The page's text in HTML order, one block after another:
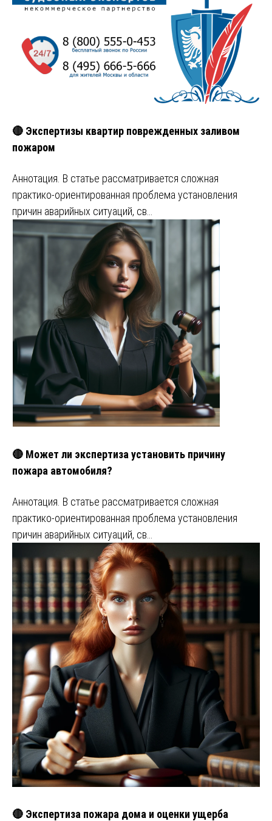
🔴 Экспертизы квартир поврежденных заливом
пожаром
Аннотация. В статье рассматривается сложная
практико-ориентированная проблема установления
причин аварийных ситуаций, св…
🔴 Может ли экспертиза установить причину
пожара автомобиля?
Аннотация. В статье рассматривается сложная
практико-ориентированная проблема установления
причин аварийных ситуаций, св…
🔴 Экспертиза пожара дома и оценки ущерба